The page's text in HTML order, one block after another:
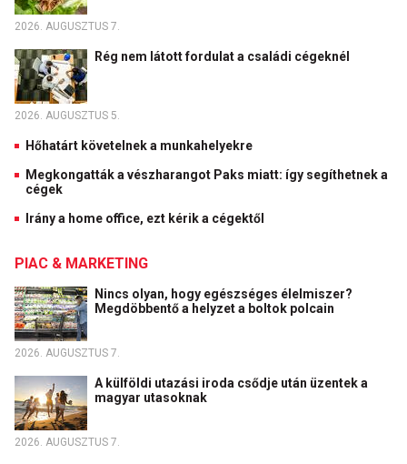
2026. AUGUSZTUS 7.
Rég nem látott fordulat a családi cégeknél
2026. AUGUSZTUS 5.
Hőhatárt követelnek a munkahelyekre
Megkongatták a vészharangot Paks miatt: így segíthetnek a
cégek
Irány a home office, ezt kérik a cégektől
PIAC & MARKETING
Nincs olyan, hogy egészséges élelmiszer?
Megdöbbentő a helyzet a boltok polcain
2026. AUGUSZTUS 7.
A külföldi utazási iroda csődje után üzentek a
magyar utasoknak
2026. AUGUSZTUS 7.